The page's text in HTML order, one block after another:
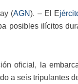
(AGN). – El E
posibles ilícitos
oficial, la
a seis tripulantes